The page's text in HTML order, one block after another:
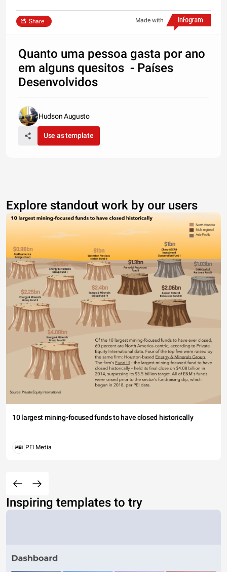
Made with
Share
Quanto uma pessoa gasta por ano
em alguns quesitos - Países
Desenvolvidos
Hudson Augusto
Use as template
Explore standout work by our users
10 largest mining-focused funds to have closed historically
PEI Media
Inspiring templates to try